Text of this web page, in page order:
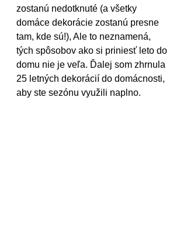
zostanú nedotknuté (a všetky
domáce dekorácie zostanú presne
tam, kde sú!), Ale to neznamená,
tých spôsobov ako si priniesť leto do
domu nie je veľa. Ďalej som zhrnula
25 letných dekorácií do domácnosti,
aby ste sezónu využili naplno.